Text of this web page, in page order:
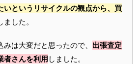
いというリサイクルの観点から、買
ました。
は大変だと思ったので、 出張査定
者さんを利用 しました。